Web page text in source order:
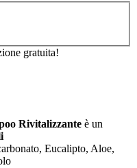
gratuita!
Rivitalizzante è un
Eucalipto, Aloe,